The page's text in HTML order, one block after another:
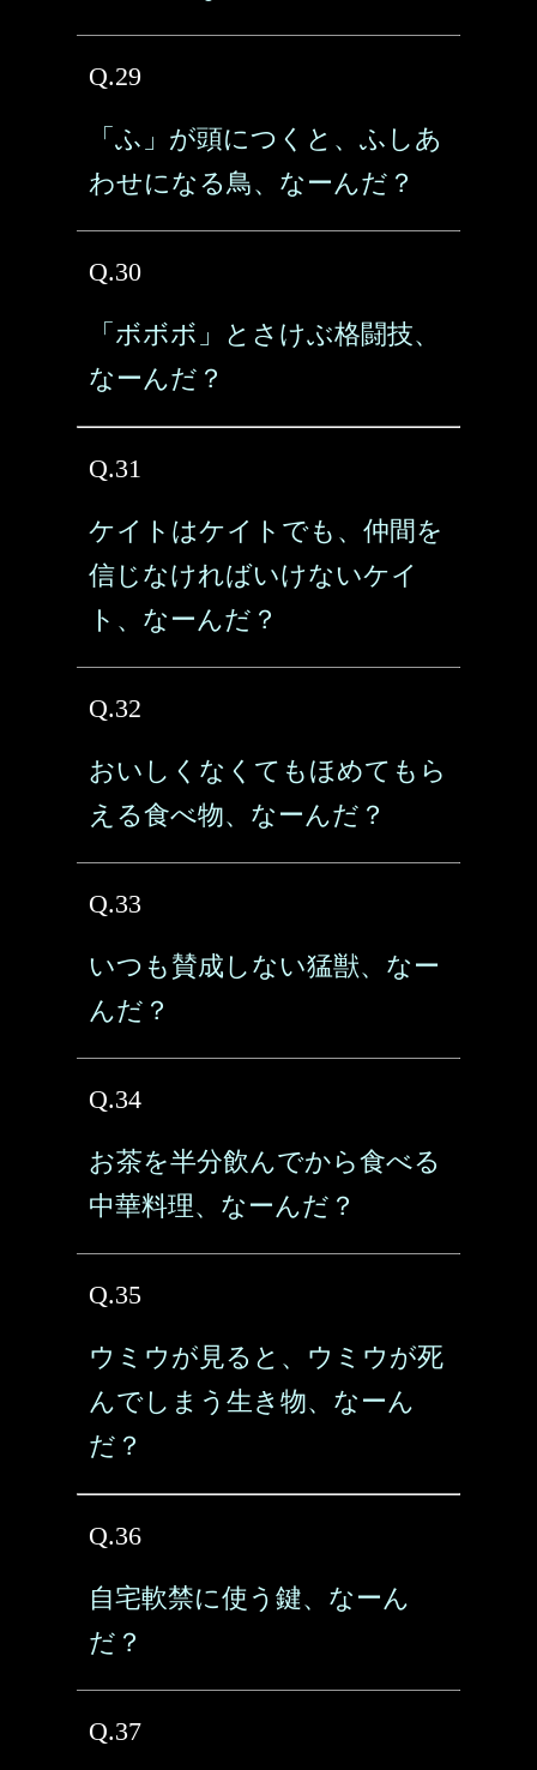
Q.29
「ふ」が頭につくと、ふしあ
わせになる鳥、なーんだ？
Q.30
「ボボボ」とさけぶ格闘技、
なーんだ？
Q.31
ケイトはケイトでも、仲間を
信じなければいけないケイ
ト、なーんだ？
Q.32
おいしくなくてもほめてもら
える食べ物、なーんだ？
Q.33
いつも賛成しない猛獣、なー
んだ？
Q.34
お茶を半分飲んでから食べる
中華料理、なーんだ？
Q.35
ウミウが見ると、ウミウが死
んでしまう生き物、なーん
だ？
Q.36
自宅軟禁に使う鍵、なーん
だ？
Q.37